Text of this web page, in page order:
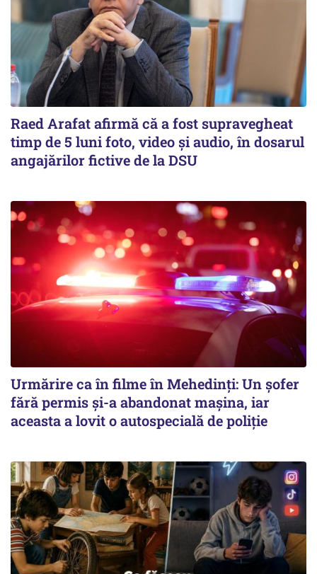
Raed Arafat afirmă că a fost supravegheat
timp de 5 luni foto, video şi audio, în dosarul
angajărilor fictive de la DSU
Urmărire ca în filme în Mehedinți: Un șofer
fără permis și-a abandonat mașina, iar
aceasta a lovit o autospecială de poliție